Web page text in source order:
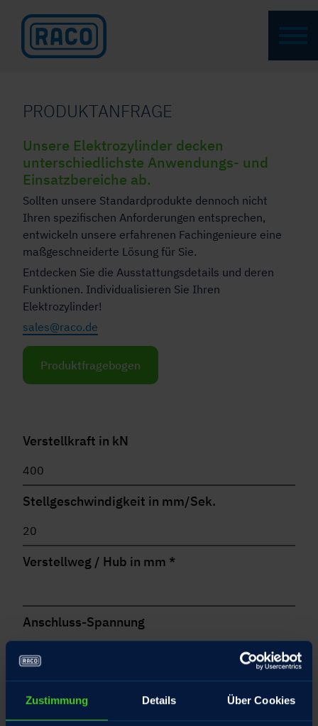
Zustimmung Details Über Cookies
PRODUKTANFRAGE
Unsere Elektrozylinder decken
unterschiedlichste Anwendungs- und
Einsatzbereiche ab.
Sollten unsere Standardprodukte dennoch nicht
Ihren spezifischen Anforderungen entsprechen,
entwickeln unsere erfahrenen Fachingenieure eine
maßgeschneiderte Lösung für Sie.
Entdecken Sie die Ausstattungsdetails und deren
Funktionen. Individualisieren Sie Ihren
Elektrozylinder!
sales@raco.de
Produktfragebogen
Verstellkraft in kN
Stellgeschwindigkeit in mm/Sek.
Verstellweg / Hub in mm *
Anschluss-Spannung
Aufstellungsort